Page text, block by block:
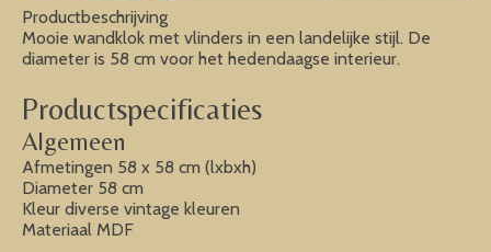
Productbeschrijving
Mooie wandklok met vlinders in een landelijke stijl. De
diameter is 58 cm voor het hedendaagse interieur.
Productspecificaties
Algemeen
Afmetingen 58 x 58 cm (lxbxh)
Diameter 58 cm
Kleur diverse vintage kleuren
Materiaal MDF